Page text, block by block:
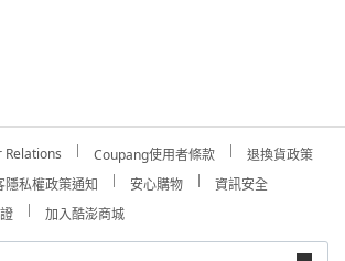
Coupang使用者條款
退換貨政策
隱私權政策通知 安心購物
資訊安全
加入酷澎商城